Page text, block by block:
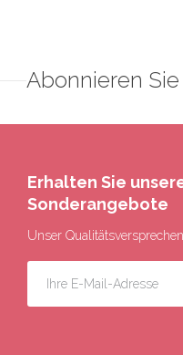
Abonnieren
Erhalten Sie
Sonderangebote
Unser Qualitätsversprechen